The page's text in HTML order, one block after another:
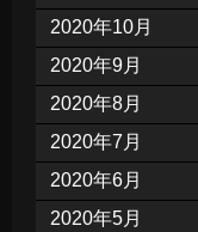
2020年10月
2020年9月
2020年8月
2020年7月
2020年6月
2020年5月